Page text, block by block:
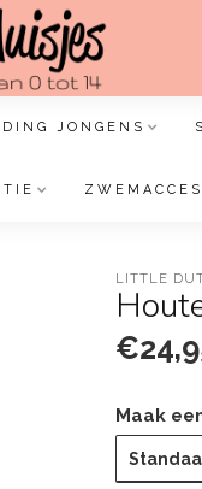
JONGENS
LITTLE
Maak